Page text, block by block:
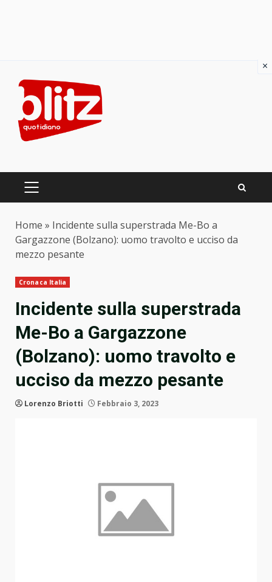
content
PRIMARY
Home » Incidente sulla superstrada Me-Bo a
Gargazzone (Bolzano): uomo travolto e ucciso da
mezzo pesante
Cronaca Italia
Incidente sulla superstrada
Me-Bo a Gargazzone
(Bolzano): uomo travolto e
ucciso da mezzo pesante
Lorenzo Briotti Febbraio 3, 2023
×